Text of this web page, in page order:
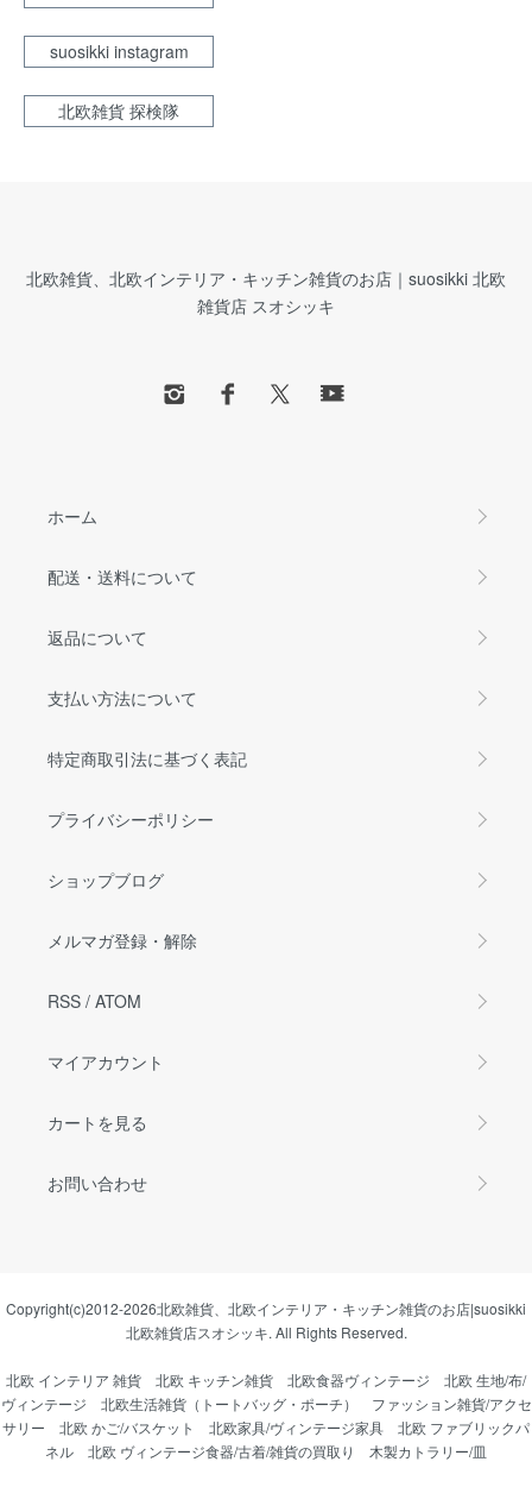
suosikki instagram
北欧雑貨 探検隊
北欧雑貨、北欧インテリア・キッチン雑貨のお店｜suosikki 北欧
雑貨店 スオシッキ
ホーム
配送・送料について
返品について
支払い方法について
特定商取引法に基づく表記
プライバシーポリシー
ショップブログ
メルマガ登録・解除
RSS / ATOM
マイアカウント
カートを見る
お問い合わせ
Copyright(c)2012-2026北欧雑貨、北欧インテリア・キッチン雑貨のお店|suosikki
北欧雑貨店スオシッキ. All Rights Reserved.
北欧 インテリア 雑貨 北欧 キッチン雑貨 北欧食器ヴィンテージ
北欧 生地/布/
ヴィンテージ
北欧生活雑貨（トートバッグ・ポーチ）
ファッション雑貨/アクセ
サリー
北欧 かご/バスケット 北欧家具/ヴィンテージ家具
北欧 ファブリックパ
ネル
北欧 ヴィンテージ食器/古着/雑貨の買取り 木製カトラリー/皿